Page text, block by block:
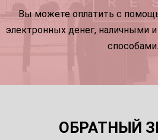
Вы можете оплатить с
электронных денег, наличными
способами.
ОБРАТНЫЙ